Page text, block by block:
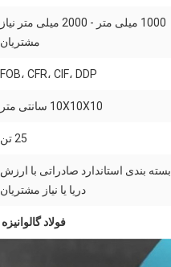
1000 میلی متر - 2000 میلی متر نیاز
مشتریان
FOB، CFR، CIF، DDP
10X10X10 سانتی متر
25 تن
بسته بندی استاندارد صادراتی با ارزش
دریا یا نیاز مشتریان
فولاد گالوانیزه z30 dx51d